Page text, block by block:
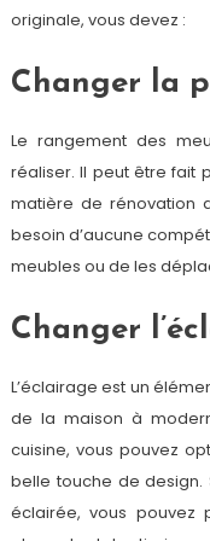
originale, vous devez :
Changer la
Le rangement des
réaliser. Il peut être fait
matière de rénovation
besoin d’aucune
meubles ou de les
Changer
L’éclairage est un
de la maison à
cuisine, vous pouvez
belle touche de design.
éclairée, vous pouvez